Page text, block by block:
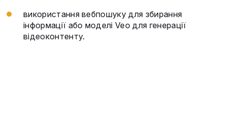
використання вебпошуку для збирання
інформації або моделі Veo для генерації
відеоконтенту.